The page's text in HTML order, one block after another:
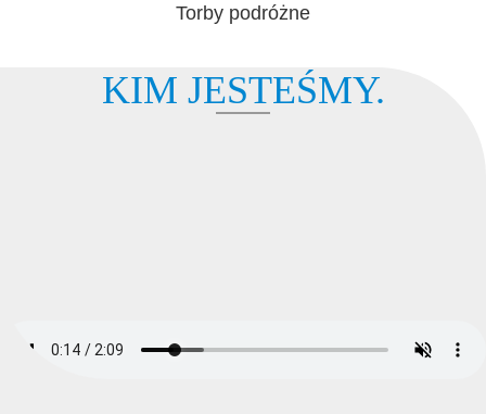
Torby podróżne
KIM JESTEŚMY.